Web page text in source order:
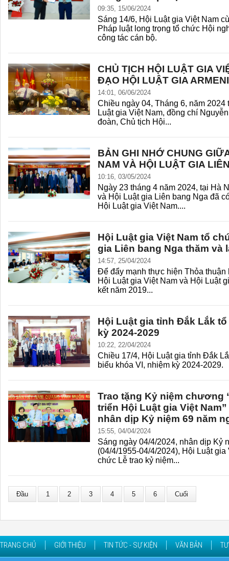
09:35, 15/06/2024
Sáng 14/6, Hội Luật gia Việt Nam
Pháp luật long trọng tổ chức Hội
công tác cán bộ.
CHỦ TỊCH HỘI LUẬT GIA
ĐẠO HỘI LUẬT GIA
14:01, 06/06/2024
Chiều ngày 04, Tháng 6, năm
Luật gia Việt Nam, đồng chí
đoàn, Chủ tịch Hội...
BẢN GHI NHỚ CHUNG
NAM VÀ HỘI LUẬT GIA
10:16, 03/05/2024
Ngày 23 tháng 4 năm 2024, tại Hà
và Hội Luật gia Liên bang Nga đã
Hội Luật gia Việt Nam....
Hội Luật gia Việt Nam tổ
gia Liên bang Nga thăm và
14:57, 25/04/2024
Để đẩy mạnh thực hiện Thỏa
Hội Luật gia Việt Nam và Hội Luật
kết năm 2019...
Hội Luật gia tỉnh Đắk Lắk
kỳ 2024-2029
10:22, 22/04/2024
Chiều 17/4, Hội Luật gia tỉnh Đắk
biểu khóa VI, nhiệm kỳ 2024-2029.
Trao tặng Kỷ niệm chương
triển Hội Luật gia Việt
nhân dịp Kỷ niệm 69 năm
15:55, 04/04/2024
Sáng ngày 04/4/2024, nhân dịp Kỷ
(04/4/1955-04/4/2024), Hội Luật
chức Lễ trao kỷ niệm...
Đầu 1 2 3 4 5 6 Cuối
TRANG CHỦ GIỚI THIỆU TIN TỨC - SỰ KIỆN VĂN BẢN